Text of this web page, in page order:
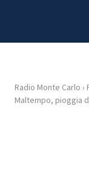
HOME
Radio Monte Carlo ›
Maltempo, pioggia